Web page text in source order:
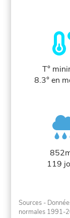
T°
8.3° en
119
Sources -
normales 1991-